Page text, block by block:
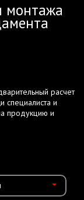
монтажа
расчет
специалиста и
продукцию и